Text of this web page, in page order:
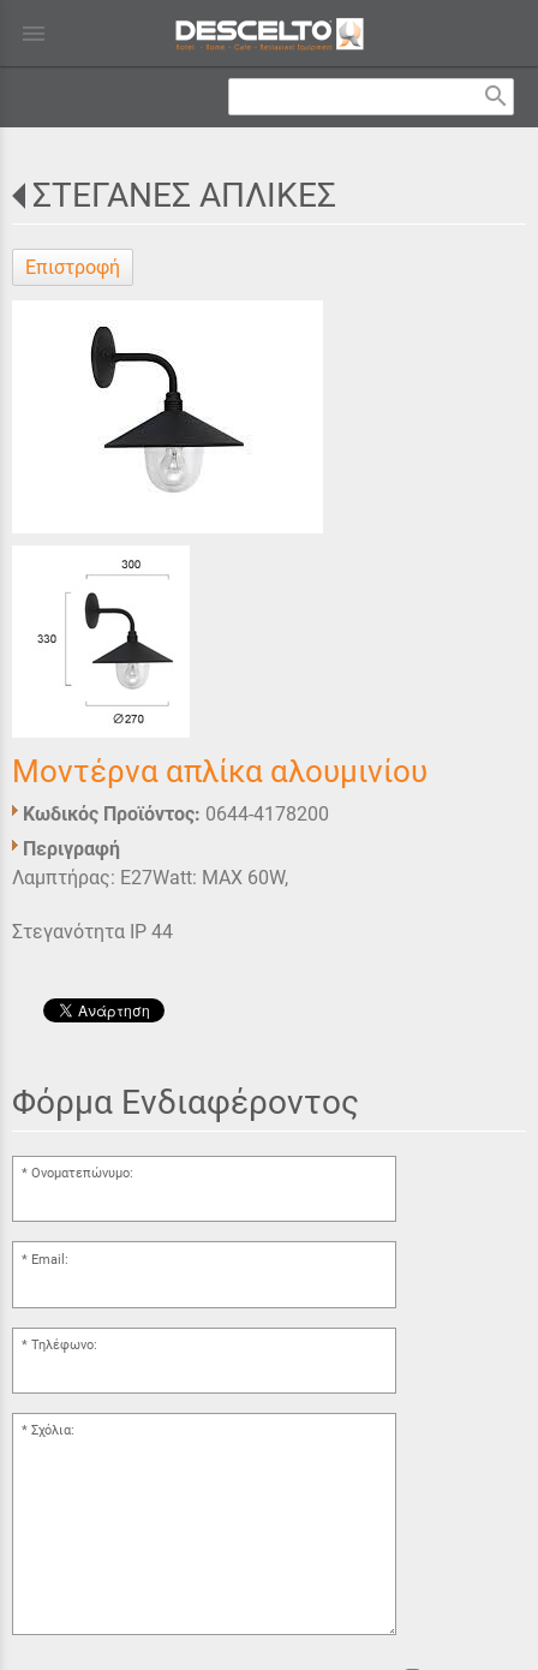
menu
search
ΣΤΕΓΑΝΕΣ ΑΠΛΙΚΕΣ
Επιστροφή
Μοντέρνα απλίκα αλουμινίου
Κωδικός Προϊόντος: 0644-4178200
Περιγραφή
Λαμπτήρας: E27Watt: MAX 60W,
Στεγανότητα IP 44
Φόρμα Ενδιαφέροντος
Ονοματεπώνυμο:
Email:
Τηλέφωνο:
Σχόλια: